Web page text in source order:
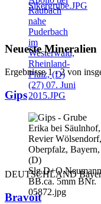
Neueste Mineralien
Ergebnisse 1 - 2 von
Gips
DEUTSCHLAND
Bravoit